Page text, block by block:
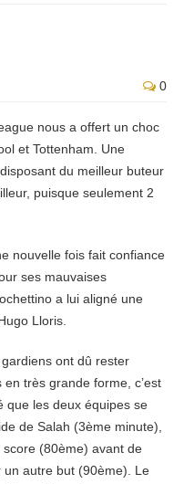
0
nous a offert un choc
et Tottenham. Une
du meilleur buteur
puisque seulement 2
nouvelle fois fait confiance
ses mauvaises
a lui aligné une
Lloris.
ont dû rester
très grande forme, c’est
que les deux équipes se
de Salah (3ème minute),
(80ème) avant de
un autre but (90ème). Le